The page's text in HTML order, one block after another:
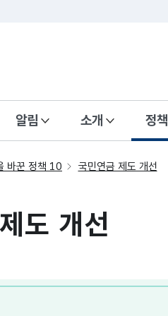
알림 소개 정책
바꾼 정책 10 국민연금 제도 개선
도 개선